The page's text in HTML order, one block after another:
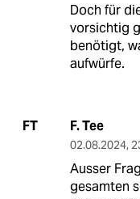
Doch für
vorsichtig
benötigt,
aufwürfe.
FT F. Tee
02.08.2024,
Ausser
gesamten